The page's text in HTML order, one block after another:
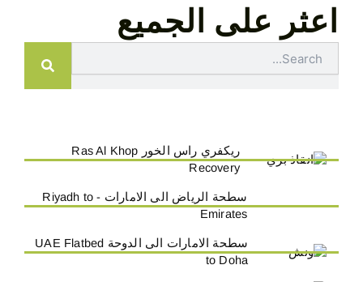
اعثر على الجميع
ريكفري راس الخور Ras Al Khop
Recovery
سطحة الرياض الى الامارات - Riyadh to
Emirates
سطحة الامارات الى الدوحة UAE Flatbed
to Doha